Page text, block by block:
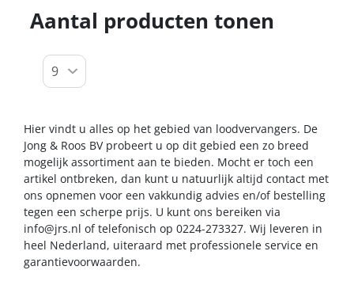
Aantal producten tonen
Hier vindt u alles op het gebied van loodvervangers. De
Jong & Roos BV probeert u op dit gebied een zo breed
mogelijk assortiment aan te bieden. Mocht er toch een
artikel ontbreken, dan kunt u natuurlijk altijd contact met
ons opnemen voor een vakkundig advies en/of bestelling
tegen een scherpe prijs. U kunt ons bereiken via
info@jrs.nl of telefonisch op 0224-273327. Wij leveren in
heel Nederland, uiteraard met professionele service en
garantievoorwaarden.